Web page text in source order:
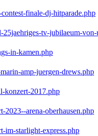
finale-dj-hitparade.php
25jaehriges-tv-jubilaeum-
in-kamen.php
amp-juergen-drews.php
konzert-2017.php
2023--arena-oberhausen.php
im-starlight-express.php